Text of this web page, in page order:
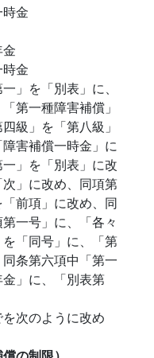
金
金
」を「別表」に、
第一種障害補償」
級」を「第八級」
害補償一時金」に
」を「別表」に改
」に改め、同項第
前項」に改め、同
一号」に、「各々
「同号」に、「第
条第六項中「第一
」に、「別表第
次のように改め